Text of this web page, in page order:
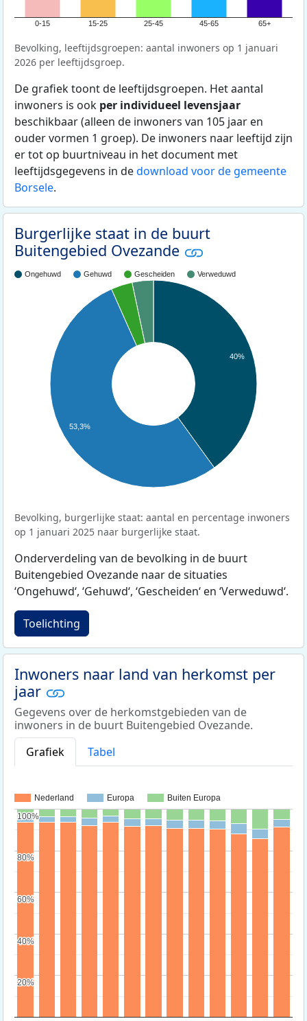
0-15 15-25 25-45 45-65 65+
Bevolking, leeftijdsgroepen: aantal inwoners op 1 januari
2026 per leeftijdsgroep.
De grafiek toont de leeftijdsgroepen. Het aantal
inwoners is ook per individueel levensjaar
beschikbaar (alleen de inwoners van 105 jaar en
ouder vormen 1 groep). De inwoners naar leeftijd zijn
er tot op buurtniveau in het document met
leeftijdsgegevens in dedownload voor de gemeente
Borsele.
Burgerlijke staat in de buurt
Buitengebied Ovezande
Ongehuwd Gehuwd Gescheiden Verweduwd
40%
53,3%
Bevolking, burgerlijke staat: aantal en percentage inwoners
op 1 januari 2025 naar burgerlijke staat.
Onderverdeling van de bevolking in de buurt
Buitengebied Ovezande naar de situaties
‘Ongehuwd‘, ‘Gehuwd‘, ‘Gescheiden‘ en ‘Verweduwd‘.
Toelichting
Inwoners naar land van herkomst per
jaar
Gegevens over de herkomstgebieden van de
inwoners in de buurt Buitengebied Ovezande.
Grafiek
Tabel
Nederland Europa Buiten Europa
20%
20%
40%
40%
60%
60%
80%
80%
100%
100%